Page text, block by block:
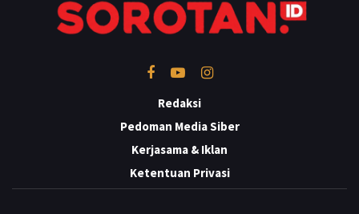
Redaksi
Pedoman Media Siber
Kerjasama & Iklan
Ketentuan Privasi